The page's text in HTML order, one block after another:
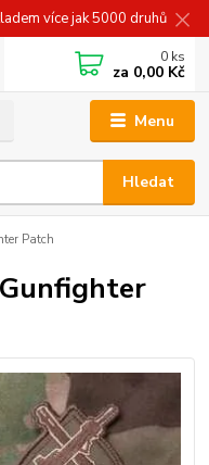
více jak 5000 druhů
Menu
Hledat
0 ks
za 0,00 Kč
Patch